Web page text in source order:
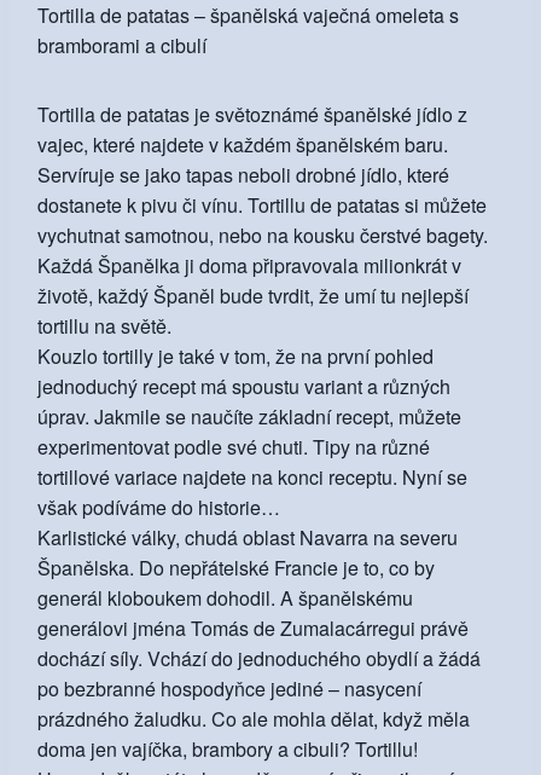
Tortilla de patatas – španělská vaječná omeleta s
bramborami a cibulí
Tortilla de patatas je světoznámé španělské jídlo z
vajec, které najdete v každém španělském baru.
Servíruje se jako tapas neboli drobné jídlo, které
dostanete k pivu či vínu. Tortillu de patatas si můžete
vychutnat samotnou, nebo na kousku čerstvé bagety.
Každá Španělka ji doma připravovala milionkrát v
životě, každý Španěl bude tvrdit, že umí tu nejlepší
tortillu na světě.
Kouzlo tortilly je také v tom, že na první pohled
jednoduchý recept má spoustu variant a různých
úprav. Jakmile se naučíte základní recept, můžete
experimentovat podle své chuti. Tipy na různé
tortillové variace najdete na konci receptu. Nyní se
však podíváme do historie…
Karlistické války, chudá oblast Navarra na severu
Španělska. Do nepřátelské Francie je to, co by
generál kloboukem dohodil. A španělskému
generálovi jména Tomás de Zumalacárregui právě
dochází síly. Vchází do jednoduchého obydlí a žádá
po bezbranné hospodyňce jediné – nasycení
prázdného žaludku. Co ale mohla dělat, když měla
doma jen vajíčka, brambory a cibuli? Tortillu!